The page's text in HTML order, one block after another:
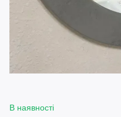
В наявності